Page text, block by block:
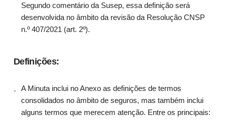
Segundo comentário da Susep, essa definição será
desenvolvida no âmbito da revisão da Resolução CNSP
n.º 407/2021 (art. 2º).
Definições:
A Minuta inclui no Anexo as definições de termos
consolidados no âmbito de seguros, mas também inclui
alguns termos que merecem atenção. Entre os principais: